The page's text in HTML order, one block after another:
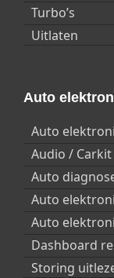
Trekhaak,
Ramen
Schuifdaken
Open dak
Schuif-
Turbo’s
Uitlaten
Auto
Auto
Audio /
Auto
Auto
Auto
Dashboard
Storing